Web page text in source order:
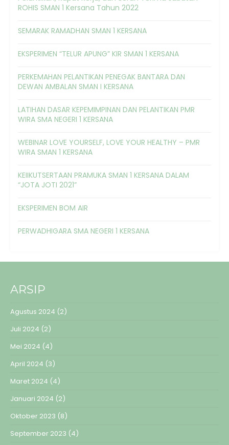
ROHIS SMAN 1 Kersana Tahun 2022
SEMARAK RAMADHAN SMAN 1 KERSANA
EKSPERIMEN “TELUR APUNG” KIR SMAN 1 KERSANA
PERKEMAHAN PELANTIKAN PENEGAK BANTARA DAN
DEWAN AMBALAN SMAN I KERSANA
LATIHAN DASAR KEPEMIMPINAN DAN PELANTIKAN PMR
WIRA SMA NEGERI 1 KERSANA
WEBINAR LOVE YOURSELF, LOVE YOUR HEALTHY – PMR
WIRA SMAN 1 KERSANA
KEIIKUTSERTAAN PRAMUKA SMAN 1 KERSANA DALAM
“JOTA JOTI 2021”
EKSPERIMEN BOM AIR
PERWADHIGARA SMA NEGERI 1 KERSANA
ARSIP
Agustus 2024 (2)
Juli 2024 (2)
Mei 2024 (4)
April 2024 (3)
Maret 2024 (4)
Januari 2024 (2)
Oktober 2023 (8)
September 2023 (4)